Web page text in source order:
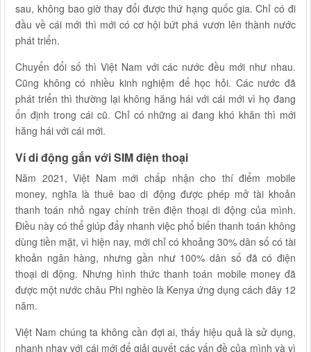
sau, không bao giờ thay đổi được thứ hạng quốc gia. Chỉ có đi
đầu về cái mới thì mới có cơ hội bứt phá vươn lên thành nước
phát triển.
Chuyển đổi số thì Việt Nam với các nước đều mới như nhau.
Cũng không có nhiều kinh nghiệm để học hỏi. Các nước đã
phát triển thì thường lại không hăng hái với cái mới vì họ đang
ổn định trong cái cũ. Chỉ có những ai đang khó khăn thì mới
hăng hái với cái mới.
Ví di động gắn với SIM điện thoại
Năm 2021, Việt Nam mới chấp nhận cho thí điểm mobile
money, nghĩa là thuê bao di động được phép mở tài khoản
thanh toán nhỏ ngay chính trên điện thoại di động của mình.
Điều này có thể giúp đẩy nhanh việc phổ biến thanh toán không
dùng tiền mặt, vì hiện nay, mới chỉ có khoảng 30% dân số có tài
khoản ngân hàng, nhưng gần như 100% dân số đã có điện
thoại di động. Nhưng hình thức thanh toán mobile money đã
được một nước châu Phi nghèo là Kenya ứng dụng cách đây 12
năm.
Việt Nam chúng ta không cần đợi ai, thấy hiệu quả là sử dụng,
nhanh nhạy với cái mới để giải quyết các vấn đề của mình và vì